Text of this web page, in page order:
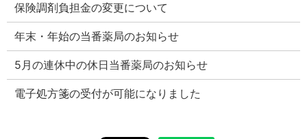
保険調剤負担金の変更について
年末・年始の当番薬局のお知らせ
5月の連休中の休日当番薬局のお知らせ
電子処方箋の受付が可能になりました